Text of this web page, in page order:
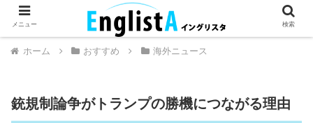
英語が話せるとちょっとハッピー。
ホーム おすすめ 海外ニュース
銃規制論争がトランプの勝機につながる理由
メニュー 検索